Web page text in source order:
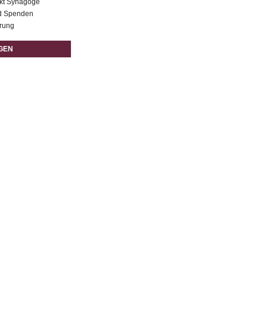
Synagoge
Spenden